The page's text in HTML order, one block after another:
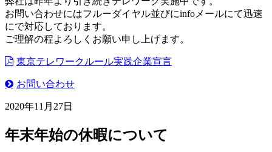
お問い合わせにはフルーダイヤル並びにinfoメールにて迅速
にで対応しております。
ご理解の程よろしくお願い申し上げます。
東京テレワークルール実践企業宣言
お問い合わせ
2020年11月27日
年末年始の休暇について